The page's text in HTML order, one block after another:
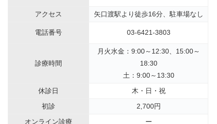
アクセス 矢口渡駅より徒歩16分、駐車場なし
電話番号 03-6421-3803
診療時間
月火水金：9:00～12:30、15:00～
18:30
土：9:00～13:30
休診日
木・日・祝
初診
2,700円
オンライン診療
ー